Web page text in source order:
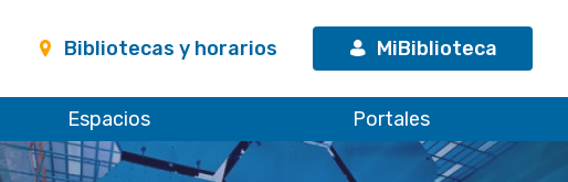
Bibliotecas y horarios MiBiblioteca
Espacios Portales